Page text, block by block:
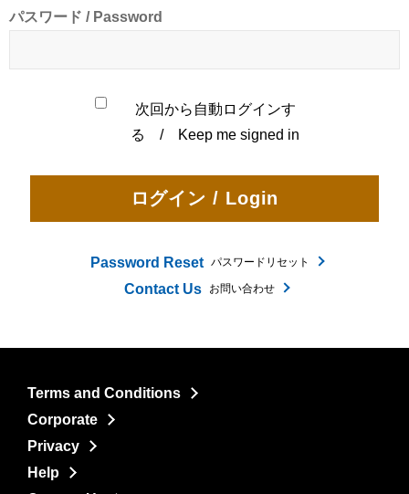
パスワード / Password
次回から自動ログインす
る / Keep me signed in
Password Reset パスワードリセット
Contact Us お問い合わせ
Terms and Conditions
Corporate
Privacy
Help